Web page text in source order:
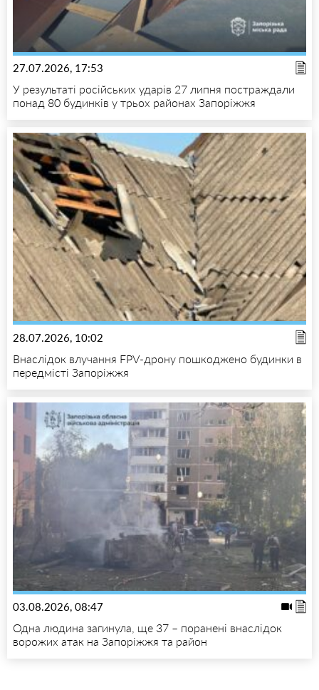
27.07.2026, 17:53
У результаті російських ударів 27 липня постраждали
понад 80 будинків у трьох районах Запоріжжя
28.07.2026, 10:02
Внаслідок влучання FPV-дрону пошкоджено будинки в
передмісті Запоріжжя
03.08.2026, 08:47
Одна людина загинула, ще 37 – поранені внаслідок
ворожих атак на Запоріжжя та район